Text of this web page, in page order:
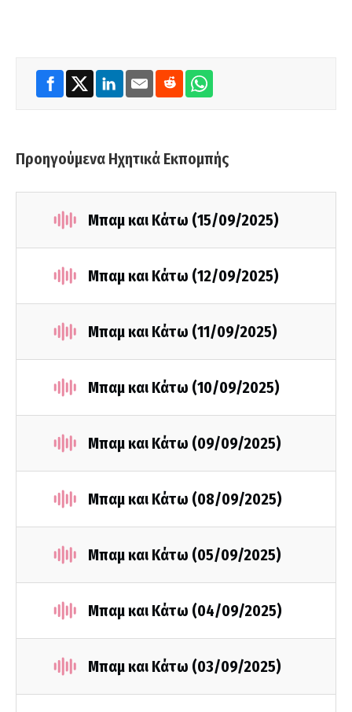
Προηγούμενα Ηχητικά Εκπομπής
Μπαμ και Κάτω (15/09/2025)
Μπαμ και Κάτω (12/09/2025)
Μπαμ και Κάτω (11/09/2025)
Μπαμ και Κάτω (10/09/2025)
Μπαμ και Κάτω (09/09/2025)
Μπαμ και Κάτω (08/09/2025)
Μπαμ και Κάτω (05/09/2025)
Μπαμ και Κάτω (04/09/2025)
Μπαμ και Κάτω (03/09/2025)